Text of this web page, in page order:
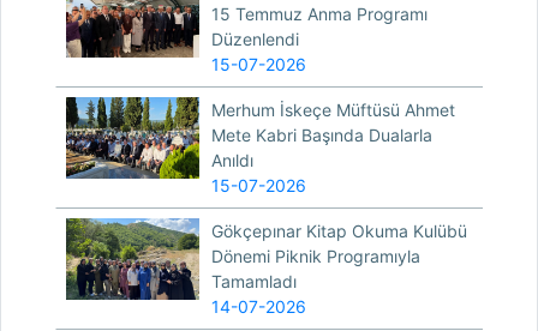
15 Temmuz Anma Programı
Düzenlendi
15-07-2026
Merhum İskeçe Müftüsü Ahmet
Mete Kabri Başında Dualarla
Anıldı
15-07-2026
Gökçepınar Kitap Okuma Kulübü
Dönemi Piknik Programıyla
Tamamladı
14-07-2026